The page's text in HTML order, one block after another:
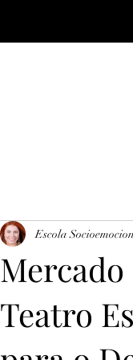
Teatro
Escola